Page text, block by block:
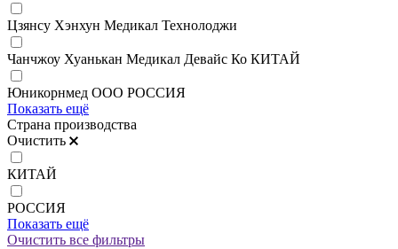
Цзянсу Хэнхун Медикал Технолоджи
Чанчжоу Хуанькан Медикал Девайс Ко КИТАЙ
Юникорнмед ООО РОССИЯ
Показать ещё
Страна производства
Очистить
КИТАЙ
РОССИЯ
Показать ещё
Очистить все фильтры